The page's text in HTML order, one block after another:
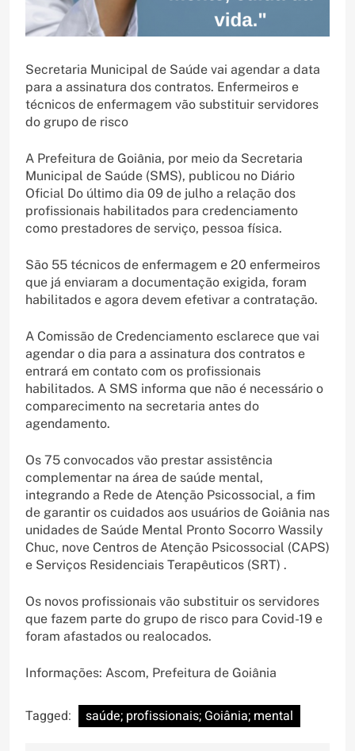
Secretaria Municipal de Saúde vai agendar a data
para a assinatura dos contratos. Enfermeiros e
técnicos de enfermagem vão substituir servidores
do grupo de risco
A Prefeitura de Goiânia, por meio da Secretaria
Municipal de Saúde (SMS), publicou no Diário
Oficial Do último dia 09 de julho a relação dos
profissionais habilitados para credenciamento
como prestadores de serviço, pessoa física.
São 55 técnicos de enfermagem e 20 enfermeiros
que já enviaram a documentação exigida, foram
habilitados e agora devem efetivar a contratação.
A Comissão de Credenciamento esclarece que vai
agendar o dia para a assinatura dos contratos e
entrará em contato com os profissionais
habilitados. A SMS informa que não é necessário o
comparecimento na secretaria antes do
agendamento.
Os 75 convocados vão prestar assistência
complementar na área de saúde mental,
integrando a Rede de Atenção Psicossocial, a fim
de garantir os cuidados aos usuários de Goiânia nas
unidades de Saúde Mental Pronto Socorro Wassily
Chuc, nove Centros de Atenção Psicossocial (CAPS)
e Serviços Residenciais Terapêuticos (SRT) .
Os novos profissionais vão substituir os servidores
que fazem parte do grupo de risco para Covid-19 e
foram afastados ou realocados.
Informações: Ascom, Prefeitura de Goiânia
Tagged: saúde; profissionais; Goiânia; mental